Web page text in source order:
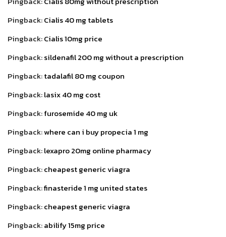
Pingback:Cialis 40 mg tablets
Pingback:Cialis 10mg price
Pingback:sildenafil 200 mg without a prescription
Pingback:tadalafil 80 mg coupon
Pingback:lasix 40 mg cost
Pingback:furosemide 40 mg uk
Pingback:where can i buy propecia 1 mg
Pingback:lexapro 20mg online pharmacy
Pingback:cheapest generic viagra
Pingback:finasteride 1 mg united states
Pingback:cheapest generic viagra
Pingback:abilify 15mg price